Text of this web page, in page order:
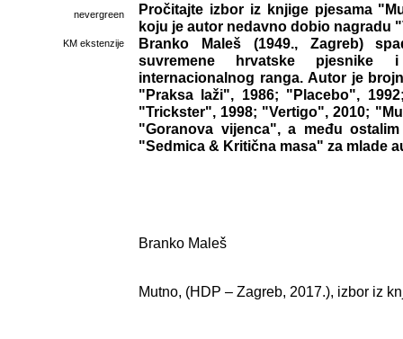
nevergreen
KM ekstenzije
Pročitajte izbor iz knjige pjesama
koju je autor nedavno dobio nagradu
Branko Maleš (1949., Zagreb)
suvremene hrvatske pjesnike
internacionalnog ranga. Autor je
"Praksa laži", 1986; "Placebo",
"Trickster", 1998; "Vertigo", 2010;
"Goranova vijenca", a među
"Sedmica & Kritična masa" za mlade
Branko Maleš
Mutno, (HDP – Zagreb, 2017.), izbor iz